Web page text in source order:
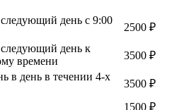
день с 9:00
2500 ₽
следующий день к
времени
3500 ₽
в день в течении 4-х
3500 ₽
1500 ₽